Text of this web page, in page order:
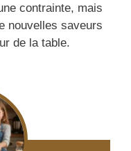
contrainte, mais
nouvelles saveurs
de la table.